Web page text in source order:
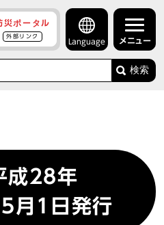
災ポータル
外部リンク
Language メニュー
検索
28年
月1日発行